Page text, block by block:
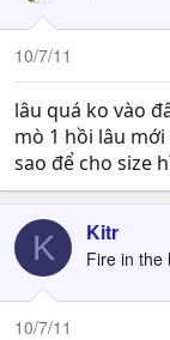
10/7/11
lâu quá ko vào
mò 1 hồi lâu
sao để cho size
K Kitr
Fire in the
10/7/11